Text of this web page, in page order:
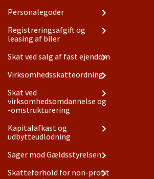
Personalegoder
Registreringsafgift og
leasing af biler
Skat ved salg af fast ejendom
Virksomhedsskatteordning
Skat ved
virksomhedsomdannelse og
-omstrukturering
Kapitalafkast og
udbytteudlodning
Sager mod Gældsstyrelsen
Skatteforhold for non-profit